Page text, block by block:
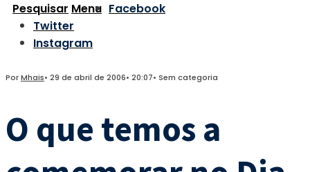
Pesquisar Menu Facebook
Twitter
Instagram
PorMhais• 29 de abril de 2006• 20:07• Sem categoria
O que temos a